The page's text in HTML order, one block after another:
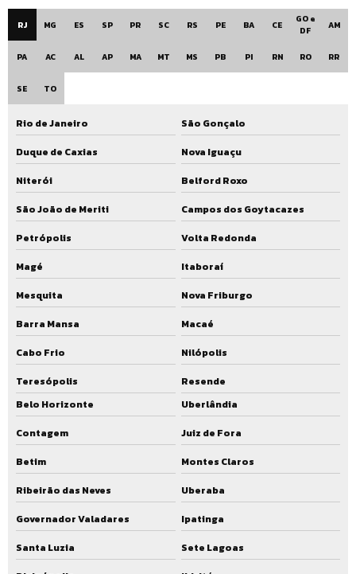
Eta convencional compacta
Ete compacta
Ete compacta comprar
Ete compacta condomínio
Ete compacta custo
Ete compacta industrial
Ete compacta modular
Ete compacta preço
Ete compacta residencial
Ete compacta valor
Ete preço
Ete valor
Fabricante de estação de tratamento de efluentes
Fornecedor de estação de tratamento de esgoto
Fornecedor de ete
RJ MG ES SP PR SC RS PE BA CE
GO e
DF
AM
PA AC AL AP MA MT MS PB PI RN RO RR
SE TO
Rio de Janeiro
São Gonçalo
Duque de Caxias
Nova Iguaçu
Niterói
Belford Roxo
São João de Meriti
Campos dos Goytacazes
Petrópolis
Volta Redonda
Magé
Itaboraí
Mesquita
Nova Friburgo
Barra Mansa
Macaé
Cabo Frio
Nilópolis
Teresópolis
Resende
Belo Horizonte
Uberlândia
Contagem
Juiz de Fora
Betim
Montes Claros
Ribeirão das Neves
Uberaba
Governador Valadares
Ipatinga
Santa Luzia
Sete Lagoas